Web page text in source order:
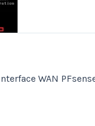
WAN